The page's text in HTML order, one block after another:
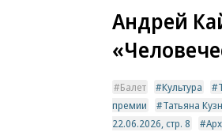
Андрей
Балет Культура
премии
Татьяна
22.06.2026, стр. 8